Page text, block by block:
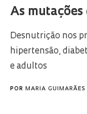
As mutações
Desnutrição nos
hipertensão,
e adultos
POR MARIA GUIMARÃES